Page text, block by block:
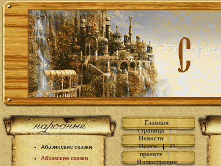
Абазинские сказки
Абхазские сказки
Главная
страница|
Новости|
Поиск|О
проекте|
Иллюстрации